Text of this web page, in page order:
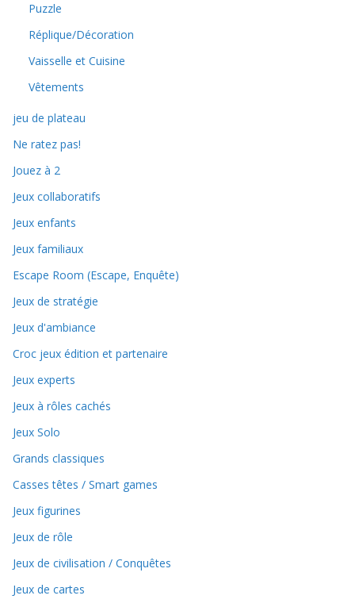
Puzzle
Réplique/Décoration
Vaisselle et Cuisine
Vêtements
jeu de plateau
Ne ratez pas!
Jouez à 2
Jeux collaboratifs
Jeux enfants
Jeux familiaux
Escape Room (Escape, Enquête)
Jeux de stratégie
Jeux d'ambiance
Croc jeux édition et partenaire
Jeux experts
Jeux à rôles cachés
Jeux Solo
Grands classiques
Casses têtes / Smart games
Jeux figurines
Jeux de rôle
Jeux de civilisation / Conquêtes
Jeux de cartes